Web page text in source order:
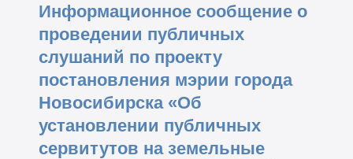
Информационное сообщение о
проведении публичных
слушаний по проекту
постановления мэрии города
Новосибирска «Об
установлении публичных
сервитутов на земельные